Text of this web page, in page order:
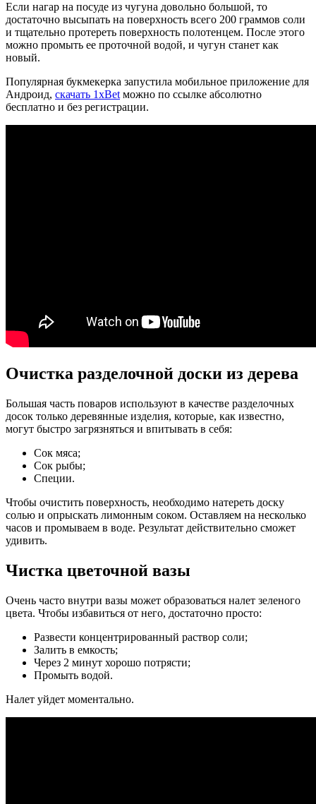
Если нагар на посуде из чугуна довольно большой, то
достаточно высыпать на поверхность всего 200 граммов соли
и тщательно протереть поверхность полотенцем. После этого
можно промыть ее проточной водой, и чугун станет как
новый.
Популярная букмекерка запустила мобильное приложение для
Андроид, скачать 1xBet можно по ссылке абсолютно
бесплатно и без регистрации.
Очистка разделочной доски из дерева
Большая часть поваров используют в качестве разделочных
досок только деревянные изделия, которые, как известно,
могут быстро загрязняться и впитывать в себя:
Сок мяса;
Сок рыбы;
Специи.
Чтобы очистить поверхность, необходимо натереть доску
солью и опрыскать лимонным соком. Оставляем на несколько
часов и промываем в воде. Результат действительно сможет
удивить.
Чистка цветочной вазы
Очень часто внутри вазы может образоваться налет зеленого
цвета. Чтобы избавиться от него, достаточно просто:
Развести концентрированный раствор соли;
Залить в емкость;
Через 2 минут хорошо потрясти;
Промыть водой.
Налет уйдет моментально.